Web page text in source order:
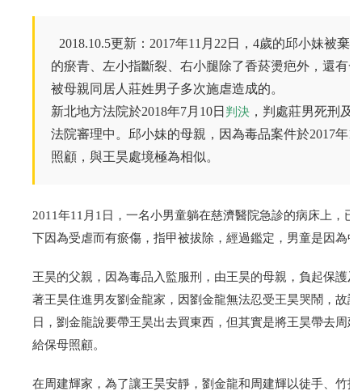
2018.10.5更新：2017年11月22日，4歲的邱小妹被
的瘀青、左小指斷裂、右小腿除了香菸燙疤外，還有
被母親同居人莊姓男子多次施虐造成的。
新北地方法院於2018年7月10日 判決 ，判處莊男死刑及
法院審理中。邱小妹的母親，因為毒品案件於2017年
照顧，與王昊處境極為相似。
2011年11月1日，一名小男童躺在慈濟醫院急診的病床上，
下因為受虐而有瘀傷，指甲被拔除，經過鑑定，男童是因為
王昊的父親，因為毒品入監服刑，由王昊的母親，負起保護
著王昊住進男友劉金龍家，因劉金龍無法忍受王昊哭鬧，故
日，劉金龍說要帶王昊出去買東西，但其實是將王昊帶去周
給保母照顧。
在周建輝家，為了讓王昊安靜，劉金龍和周建輝以徒手、竹